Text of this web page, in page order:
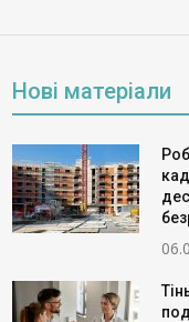
Нові матеріали